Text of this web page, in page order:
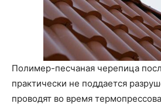
Полимер-песчаная черепица
практически не поддается
проводят во время